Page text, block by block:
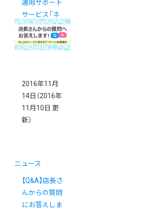
運用サポート
サービス「ネ
クストエンジ
ン」のご案内
2016年11月
14日 （2016年
11月10日 更
新）
ニュース
【Q&A】店長さ
んからの質問
にお答えしま